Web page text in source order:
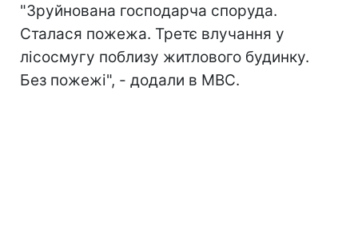
"Зруйнована господарча споруда.
Сталася пожежа. Третє влучання у
лісосмугу поблизу житлового будинку.
Без пожежі", - додали в МВС.